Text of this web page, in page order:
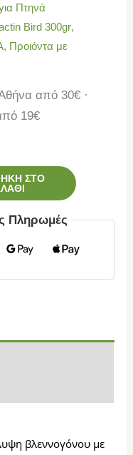
Πτηνά
Bird 300gr,
, Προιόντα με
από 30€ ·
19€
ΣΤΟ
Πληρωμές
βλεννογόνου με